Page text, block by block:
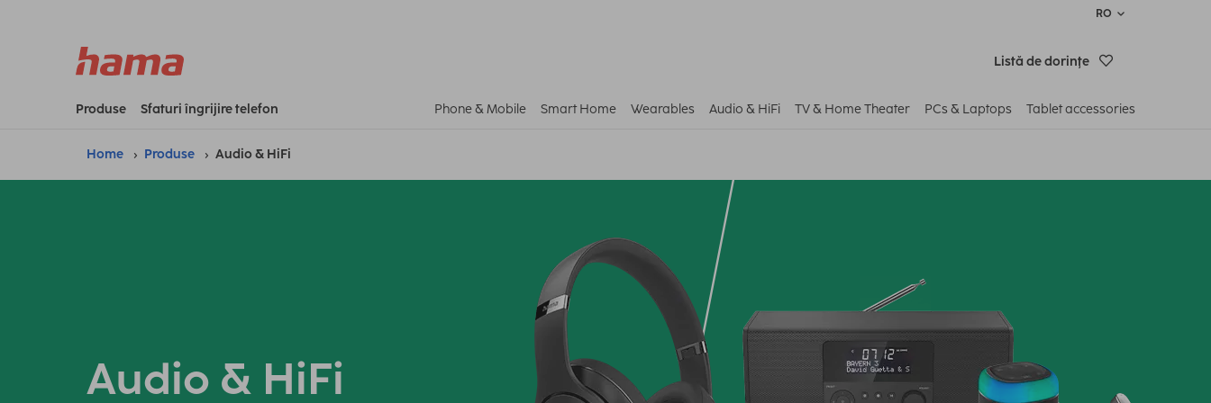
RO
Listă de dorinţe
Produse Sfaturi îngrijire telefon Phone & Mobile Smart Home Wearables Audio & HiFi TV & Home Theater PCs & Laptops Tablet accessories
Home Produse Audio & HiFi
Audio & HiFi